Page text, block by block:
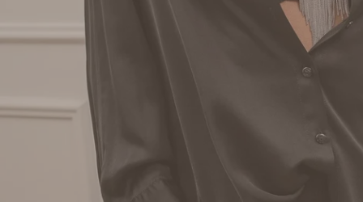
supporto 0 in modalità modale